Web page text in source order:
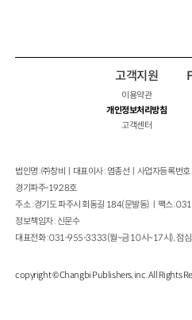
고객지원
이용약관
개인정보처리방침
고객센터
법인명 : ㈜창비ㅣ대표이사 : 염종선ㅣ사업자등록
경기파주-1928호
주소 : 경기도 파주시 회동길 184(문발동)ㅣ팩스 :
정보책임자 : 신문수
대표전화 : 031-955-3333(월~금 10시~17시), 점
copyright © Changbi Publishers, inc. All Rights